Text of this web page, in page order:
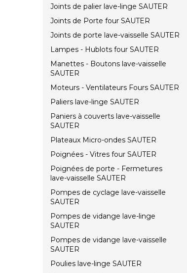
Joints de palier lave-linge SAUTER
Joints de Porte four SAUTER
Joints de porte lave-vaisselle SAUTER
Lampes - Hublots four SAUTER
Manettes - Boutons lave-vaisselle
SAUTER
Moteurs - Ventilateurs Fours SAUTER
Paliers lave-linge SAUTER
Paniers à couverts lave-vaisselle
SAUTER
Plateaux Micro-ondes SAUTER
Poignées - Vitres four SAUTER
Poignées de porte - Fermetures
lave-vaisselle SAUTER
Pompes de cyclage lave-vaisselle
SAUTER
Pompes de vidange lave-linge
SAUTER
Pompes de vidange lave-vaisselle
SAUTER
Poulies lave-linge SAUTER